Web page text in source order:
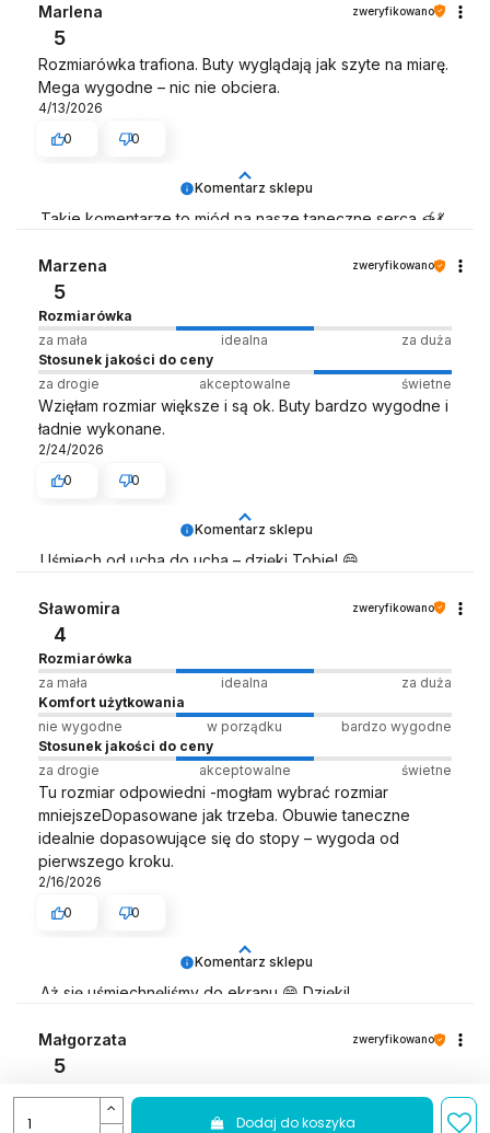
Dodaj do koszyka
Komentarz sklepu
Takie komentarze to miód na nasze taneczne serca 🍯💃
Marlena zweryfikowano
5
Rozmiarówka trafiona. Buty wyglądają jak szyte na miarę.
Mega wygodne – nic nie obciera.
4/13/2026
0
0
Komentarz sklepu
Uśmiech od ucha do ucha – dzięki Tobie! 😄
Marzena zweryfikowano
5
Rozmiarówka
za mała
idealna
za duża
Stosunek jakości do ceny
za drogie
akceptowalne świetne
Wzięłam rozmiar większe i są ok. Buty bardzo wygodne i
ładnie wykonane.
2/24/2026
0
0
Komentarz sklepu
Aż się uśmiechnęliśmy do ekranu 😄 Dzięki!
Sławomira zweryfikowano
4
Rozmiarówka
za mała
idealna
za duża
Komfort użytkowania
nie wygodne
w porządku
bardzo wygodne
Stosunek jakości do ceny
za drogie
akceptowalne świetne
Tu rozmiar odpowiedni -mogłam wybrać rozmiar
mniejszeDopasowane jak trzeba. Obuwie taneczne
idealnie dopasowujące się do stopy – wygoda od
pierwszego kroku.
2/16/2026
0
0
Małgorzata zweryfikowano
5
idealna
za duża